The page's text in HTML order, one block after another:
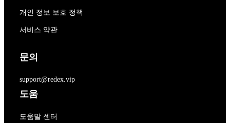
개인 정보 보호 정책
서비스 약관
문의
support@redex.vip
도움
도움말 센터